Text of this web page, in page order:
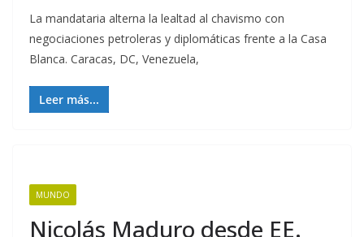
La mandataria alterna la lealtad al chavismo con
negociaciones petroleras y diplomáticas frente a la Casa
Blanca. Caracas, DC, Venezuela,
Leer más...
MUNDO
Nicolás Maduro desde EE.